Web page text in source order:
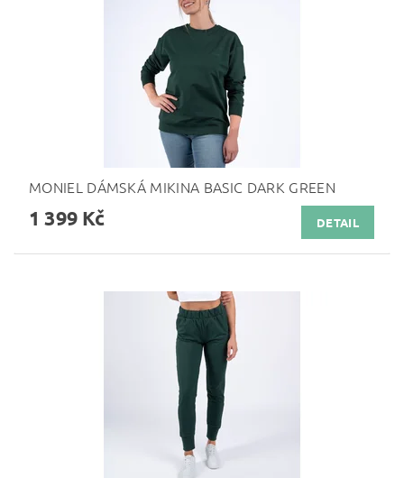
MONIEL DÁMSKÁ MIKINA BASIC DARK GREEN
1 399 Kč DETAIL